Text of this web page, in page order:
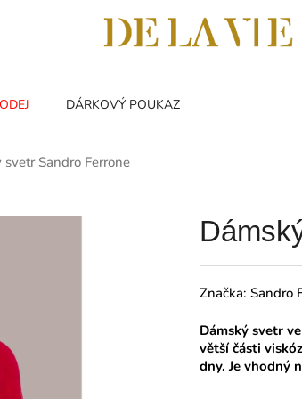
DÁRKOVÝ POUKAZ
Sandro Ferrone
Značka: Sandro
Dámský svetr
větší části
dny. Je vhodný